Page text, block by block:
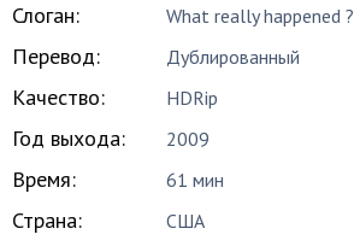
Слоган: What really happened ?
Перевод: Дублированный
Качество: HDRip
Год выхода: 2009
Время: 61 мин
Страна: США